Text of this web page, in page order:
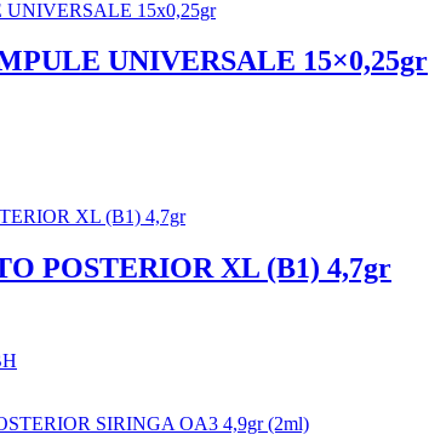
UNIVERSALE 15×0,25gr
POSTERIOR XL (B1) 4,7gr